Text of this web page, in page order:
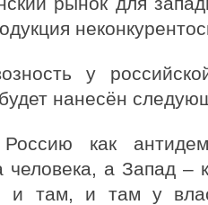
у
нанесён
как
человека, а Запад –
и там, и там у